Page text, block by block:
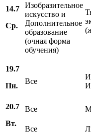
Изобразительное
искусство и
Дополнительное
образование
(очная форма
обучения)
14.7
Ср.
19.7
Пн.
Все
20.7
Вт.
Все
Все